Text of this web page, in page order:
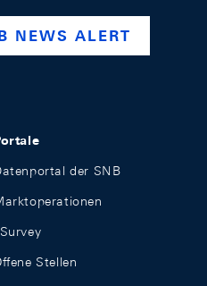
company/swiss-
NEWS ALERT
der SNB
Stellen